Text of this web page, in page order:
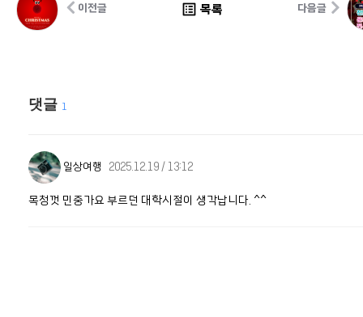
이전글 list_alt 목록 다음글
댓글 1
일상여행 2025.12.19 / 13:12
목청껏 민중가요 부르던 대학시절이 생각납니다. ^^